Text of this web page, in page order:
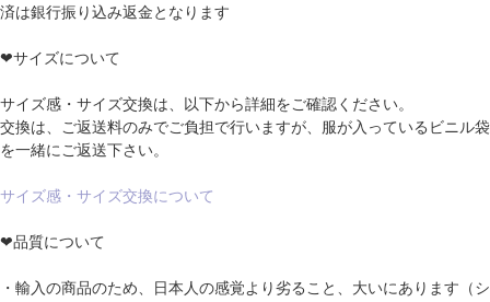
済は銀行振り込み返金となります
❤サイズについて
サイズ感・サイズ交換は、以下から詳細をご確認ください。
交換は、ご返送料のみでご負担で行いますが、服が入っているビニル袋
を一緒にご返送下さい。
サイズ感・サイズ交換について
❤品質について
・輸入の商品のため、日本人の感覚より劣ること、大いにあります（シ